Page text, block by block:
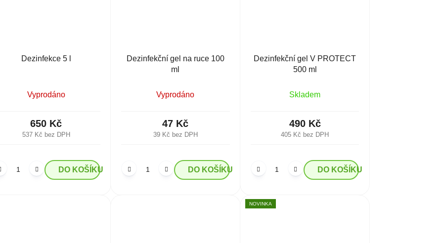
Dezinfekce 5 l
Vyprodáno
537 Kč bez DPH
650 Kč
DO KOŠÍKU
Dezinfekční gel na ruce 100
ml
Vyprodáno
39 Kč bez DPH
47 Kč
DO KOŠÍKU
Dezinfekční gel V PROTECT
500 ml
Skladem
405 Kč bez DPH
490 Kč
DO KOŠÍKU
NOVINKA